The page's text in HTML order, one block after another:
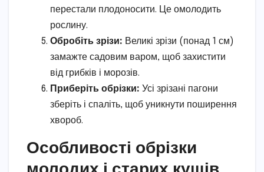
перестали плодоносити. Це омолодить
рослину.
Обробіть зрізи: Великі зрізи (понад 1 см)
замажте садовим варом, щоб захистити
від грибків і морозів.
Приберіть обрізки: Усі зрізані пагони
зберіть і спаліть, щоб уникнути поширення
хвороб.
Особливості обрізки
молодих і старих кущів